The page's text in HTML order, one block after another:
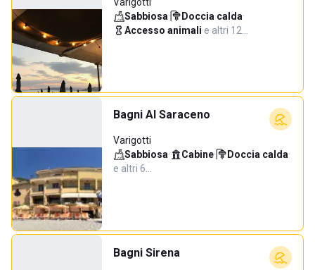
Sabbiosa· Doccia calda·
Accesso animali·e altri 12…
Bagni Al Saraceno
Varigotti
Sabbiosa· Cabine· Doccia calda·
e altri 6…
Bagni Sirena